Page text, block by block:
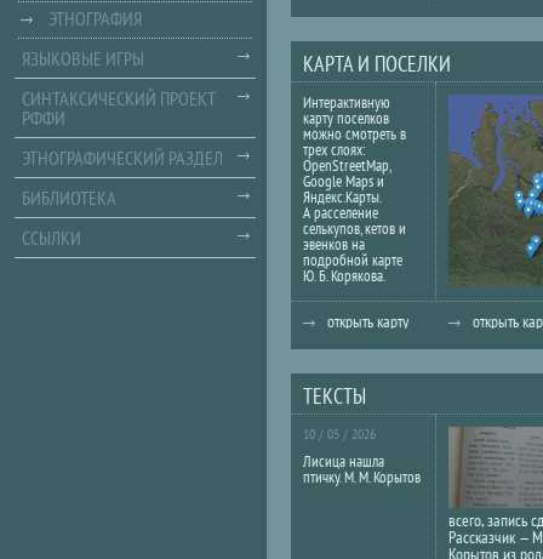
КАРТА И ПОСЕЛКИ
Интерактивную
карту поселков
можно смотреть в
трех слоях:
OpenStreetMap,
Google Maps и
Яндекс.Карты.
А расселение
селькупов, кетов и
эвенков на
подробной карте
Ю. Б. Корякова.
открыть карту открыть
ТЕКСТЫ
10 / 05 / 2026
Лисица нашла
птичку. М. М. Корытов
всего, запись
Рассказчик —
Корытов из
ЭТНОГРАФИЯ
ЯЗЫКОВЫЕ ИГРЫ
СИНТАКСИЧЕСКИЙ ПРОЕКТ
РФФИ
ЭТНОГРАФИЧЕСКИЙ РАЗДЕЛ
БИБЛИОТЕКА
ССЫЛКИ